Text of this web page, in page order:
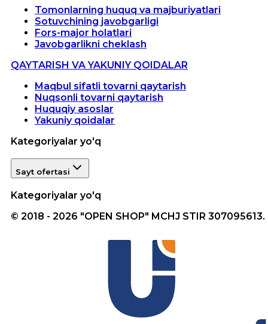
Tomonlarning huquq va majburiyatlari
Sotuvchining javobgarligi
Fors-major holatlari
Javobgarlikni cheklash
QAYTARISH VA YAKUNIY QOIDALAR
Maqbul sifatli tovarni qaytarish
Nuqsonli tovarni qaytarish
Huquqiy asoslar
Yakuniy qoidalar
Kategoriyalar yo'q
Sayt ofertasi
Kategoriyalar yo'q
© 2018 - 2026 "OPEN SHOP" MCHJ STIR 307095613.